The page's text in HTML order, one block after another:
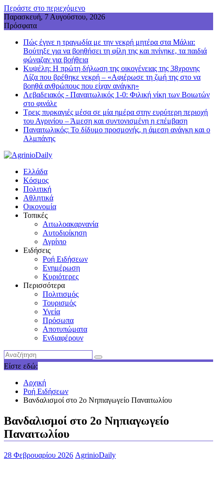
Περάστε στο περιεχόμενο
Παρασκευή, 7 Αυγούστου, 2026
Πρόσφατα
Πώς έγινε η τραγωδία με την νεκρή μητέρα στα Μάλια:
Βούτηξε για να βοηθήσει τη φίλη της και πνίγηκε, τα παιδιά
φώναζαν για βοήθεια
Κυψέλη: Η πρώτη δήλωση της οικογένειας της 38χρονης
Λίζα που βρέθηκε νεκρή – «Αφιέρωσε τη ζωή της στο να
βοηθά ανθρώπους που είχαν ανάγκη»
Λεβαδειακός - Παναιτωλικός 1-0: Φιλική νίκη των Βοιωτών
στο φινάλε
Τρεις πυρκαγιές μέσα σε μία ημέρα στην ευρύτερη περιοχή
του Αγρινίου – Άμεση και συντονισμένη η επέμβαση
Παναιτωλικός: Το δίδυμο προσμονής, η άμεση ανάγκη και ο
Αλμπάνης
Ελλάδα
Κόσμος
Πολιτική
Αθλητικά
Οικονομία
Τοπικές
Αιτωλοακαρνανία
Αυτοδιοίκηση
Αγρίνιο
Ειδήσεις
Ροή Ειδήσεων
Ενημέρωση
Κυριότερες
Περισσότερα
Πολιτισμός
Τουρισμός
Υγεία
Πρόσωπα
Αποτυπώματα
Ενδιαφέρουν
Είστε εδώ:
Αρχική
Ροή Ειδήσεων
Βανδαλισμοί στο 2ο Νηπιαγωγείο Παναιτωλίου
Βανδαλισμοί στο 2ο Νηπιαγωγείο
Παναιτωλίου
28 Φεβρουαρίου 2026 AgrinioDaily